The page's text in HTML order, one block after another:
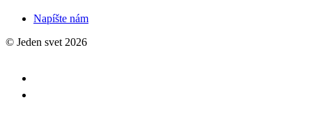
Napíšte nám
© Jeden svet 2026